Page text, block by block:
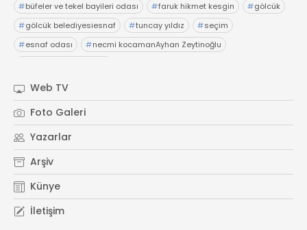
#büfeler ve tekel bayileri odası #faruk hikmet kesgin #gölcük
#gölcük belediyesiesnaf #tuncay yıldız #seçim
#esnaf odası #necmi kocamanAyhan Zeytinoğlu
Web TV
Foto Galeri
Yazarlar
Arşiv
Künye
İletişim